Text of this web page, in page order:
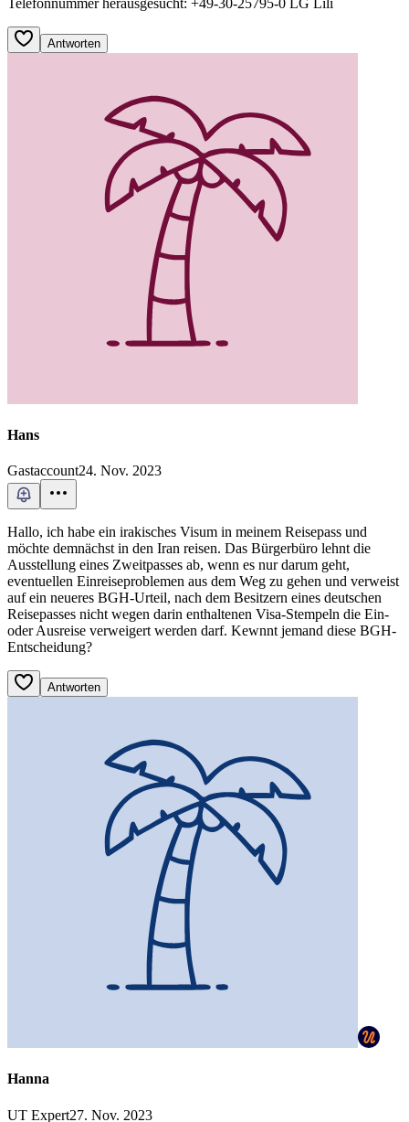
Antworten
Hans
Gastaccount24. Nov. 2023
Hallo, ich habe ein irakisches Visum in meinem Reisepass und
möchte demnächst in den Iran reisen. Das Bürgerbüro lehnt die
Ausstellung eines Zweitpasses ab, wenn es nur darum geht,
eventuellen Einreiseproblemen aus dem Weg zu gehen und verweist
auf ein neueres BGH-Urteil, nach dem Besitzern eines deutschen
Reisepasses nicht wegen darin enthaltenen Visa-Stempeln die Ein-
oder Ausreise verweigert werden darf. Kewnnt jemand diese BGH-
Entscheidung?
Antworten
Hanna
UT Expert27. Nov. 2023